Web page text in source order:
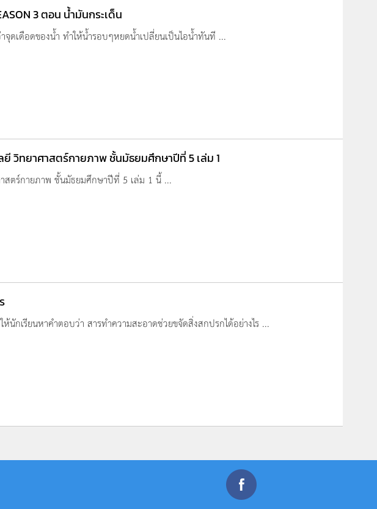
3 ตอน น้ำมันกระเด็น
ดเดือดของน้ำ ทำให้น้ำรอบๆหยดน้ำเปลี่ยนเป็นไอน้ำทันที ...
วิทยาศาสตร์กายภาพ ชั้นมัธยมศึกษาปีที่ 5 เล่ม 1
สตร์กายภาพ ชั้นมัธยมศึกษาปีที่ 5 เล่ม 1 นี้ ...
นักเรียนหาคำตอบว่า สารทำความสะอาดช่วยขจัดสิ่งสกปรกได้อย่างไร ...